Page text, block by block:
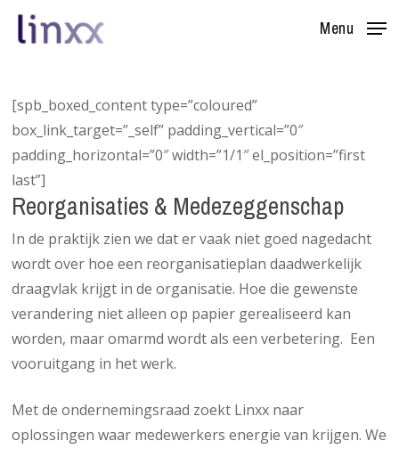
Skip
Menu
[spb_boxed_content type=”coloured”
box_link_target=”_self” padding_vertical=”0″
padding_horizontal=”0″ width=”1/1″ el_position=”first
last”]
Reorganisaties & Medezeggenschap
In de praktijk zien we dat er vaak niet goed nagedacht
wordt over hoe een reorganisatieplan daadwerkelijk
draagvlak krijgt in de organisatie. Hoe die gewenste
verandering niet alleen op papier gerealiseerd kan
worden, maar omarmd wordt als een verbetering. Een
vooruitgang in het werk.
Met de ondernemingsraad zoekt Linxx naar
oplossingen waar medewerkers energie van krijgen. We